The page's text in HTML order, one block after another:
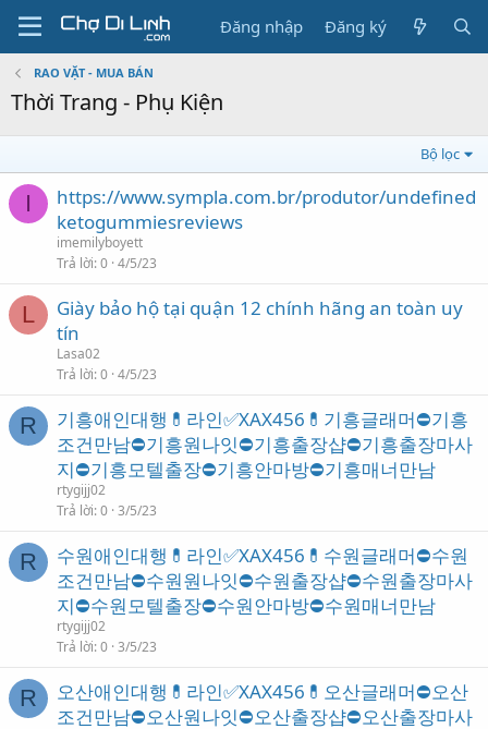
Đăng nhập Đăng ký
RAO VẶT - MUA BÁN
Thời Trang - Phụ Kiện
Bộ lọc
I
https://www.sympla.com.br/produtor/undefined
ketogummiesreviews
imemilyboyett
Trả lời 0 4/5/23
L
Giày bảo hộ tại quận 12 chính hãng an toàn uy
tín
Lasa02
Trả lời 0 4/5/23
R
기흥애인대행💊라인✅XAX456💊기흥글래머⛔기흥
조건만남⛔기흥원나잇⛔기흥출장샵⛔기흥출장마사
지⛔기흥모텔출장⛔기흥안마방⛔기흥매너만남
rtygijj02
Trả lời 0 3/5/23
R
수원애인대행💊라인✅XAX456💊수원글래머⛔수원
조건만남⛔수원원나잇⛔수원출장샵⛔수원출장마사
지⛔수원모텔출장⛔수원안마방⛔수원매너만남
rtygijj02
Trả lời 0 3/5/23
R
오산애인대행💊라인✅XAX456💊오산글래머⛔오산
조건만남⛔오산원나잇⛔오산출장샵⛔오산출장마사